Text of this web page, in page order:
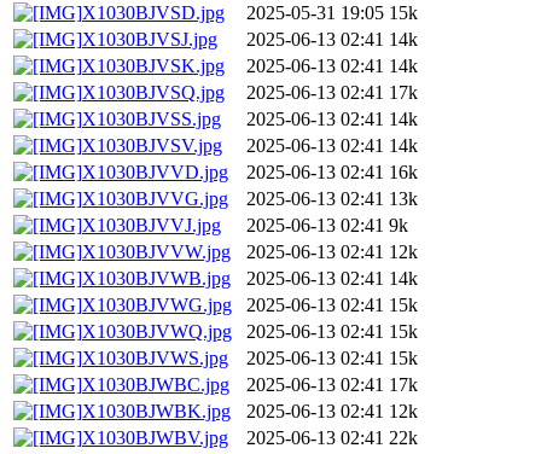
X1030BJVSD.jpg
2025-05-31 19:05 15k
X1030BJVSJ.jpg
2025-06-13 02:41 14k
X1030BJVSK.jpg
2025-06-13 02:41 14k
X1030BJVSQ.jpg
2025-06-13 02:41 17k
X1030BJVSS.jpg
2025-06-13 02:41 14k
X1030BJVSV.jpg
2025-06-13 02:41 14k
X1030BJVVD.jpg
2025-06-13 02:41 16k
X1030BJVVG.jpg
2025-06-13 02:41 13k
X1030BJVVJ.jpg
2025-06-13 02:41 9k
X1030BJVVW.jpg
2025-06-13 02:41 12k
X1030BJVWB.jpg
2025-06-13 02:41 14k
X1030BJVWG.jpg
2025-06-13 02:41 15k
X1030BJVWQ.jpg
2025-06-13 02:41 15k
X1030BJVWS.jpg
2025-06-13 02:41 15k
X1030BJWBC.jpg
2025-06-13 02:41 17k
X1030BJWBK.jpg
2025-06-13 02:41 12k
X1030BJWBV.jpg
2025-06-13 02:41 22k